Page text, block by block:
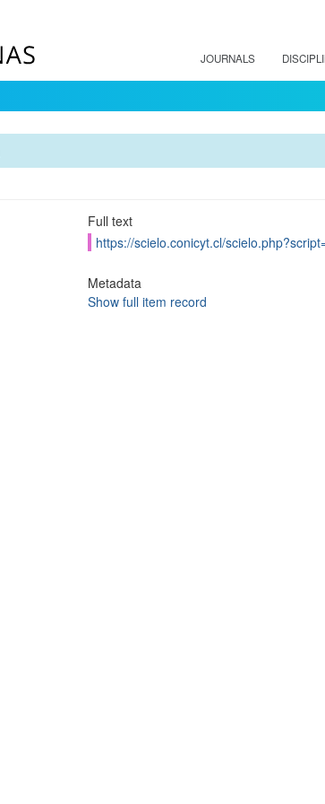
JOURNALS
Full text
https://scielo.conicyt.cl/
Metadata
Show full item record